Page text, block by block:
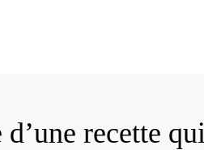
recette qui